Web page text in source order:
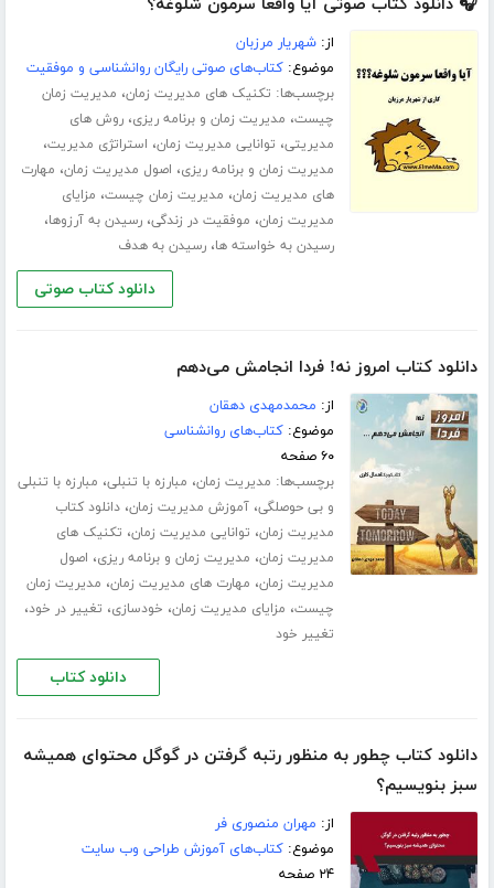
🎧 دانلود کتاب صوتی آیا واقعا سرمون شلوغه؟
از:شهریار مرزبان
موضوع:کتاب‌های صوتی رایگان روانشناسی و موفقیت
برچسب‌ها: تکنیک های مدیریت زمان، مدیریت زمان
چیست، مدیریت زمان و برنامه ریزی،روش های
مدیریتی، توانایی مدیریت زمان، استراتژی مدیریت،
مدیریت زمان و برنامه ریزی، اصول مدیریت زمان، مهارت
های مدیریت زمان، مدیریت زمان چیست، مزایای
مدیریت زمان، موفقیت در زندگی،رسیدن به آرزوها،
رسیدن به خواسته ها،رسیدن به هدف
دانلود کتاب صوتی
دانلود کتاب امروز نه! فردا انجامش می‌دهم
از: محمدمهدی دهقان
موضوع:کتاب‌های روانشناسی
۶۰ صفحه
برچسب‌ها: مدیریت زمان، مبارزه با تنبلی، مبارزه با تنبلی
و بی حوصلگی،آموزش مدیریت زمان،دانلود کتاب
مدیریت زمان، توانایی مدیریت زمان، تکنیک های
مدیریت زمان، مدیریت زمان و برنامه ریزی، اصول
مدیریت زمان، مهارت های مدیریت زمان، مدیریت زمان
چیست، مزایای مدیریت زمان، خودسازی، تغییر در خود،
تغییر خود
دانلود کتاب
دانلود کتاب چطور به منظور رتبه گرفتن در گوگل محتوای همیشه
سبز بنویسیم؟
از: مهران منصوری فر
موضوع:کتاب‌های آموزش طراحی وب سایت
۲۴ صفحه